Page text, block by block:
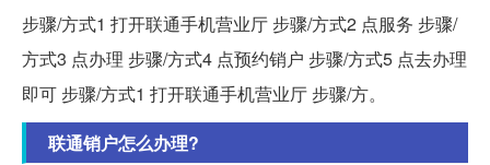
步骤/方式1 打开联通手机营业厅 步骤/方式2 点服务 步骤/
方式3 点办理 步骤/方式4 点预约销户 步骤/方式5 点去办理
即可 步骤/方式1 打开联通手机营业厅 步骤/方。
联通销户怎么办理?